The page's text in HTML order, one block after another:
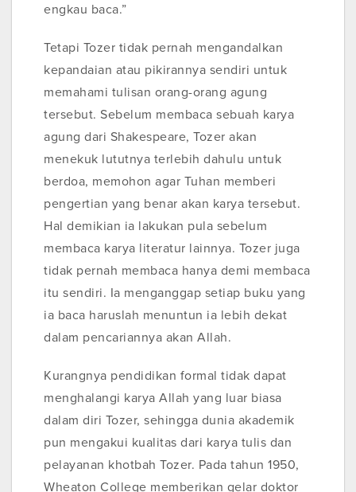
engkau baca.”
Tetapi Tozer tidak pernah mengandalkan
kepandaian atau pikirannya sendiri untuk
memahami tulisan orang-orang agung
tersebut. Sebelum membaca sebuah karya
agung dari Shakespeare, Tozer akan
menekuk lututnya terlebih dahulu untuk
berdoa, memohon agar Tuhan memberi
pengertian yang benar akan karya tersebut.
Hal demikian ia lakukan pula sebelum
membaca karya literatur lainnya. Tozer juga
tidak pernah membaca hanya demi membaca
itu sendiri. Ia menganggap setiap buku yang
ia baca haruslah menuntun ia lebih dekat
dalam pencariannya akan Allah.
Kurangnya pendidikan formal tidak dapat
menghalangi karya Allah yang luar biasa
dalam diri Tozer, sehingga dunia akademik
pun mengakui kualitas dari karya tulis dan
pelayanan khotbah Tozer. Pada tahun 1950,
Wheaton College memberikan gelar doktor